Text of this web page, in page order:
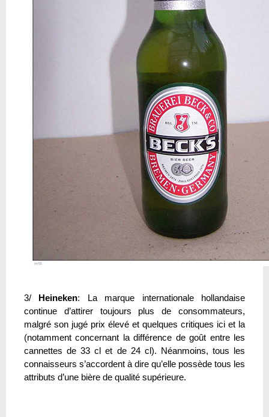
3/ Heineken: La marque internationale hollandaise
continue d’attirer toujours plus de consommateurs,
malgré son jugé prix élevé et quelques critiques ici et la
(notamment concernant la différence de goût entre les
cannettes de 33 cl et de 24 cl). Néanmoins, tous les
connaisseurs s’accordent à dire qu’elle possède tous les
attributs d’une bière de qualité supérieure.